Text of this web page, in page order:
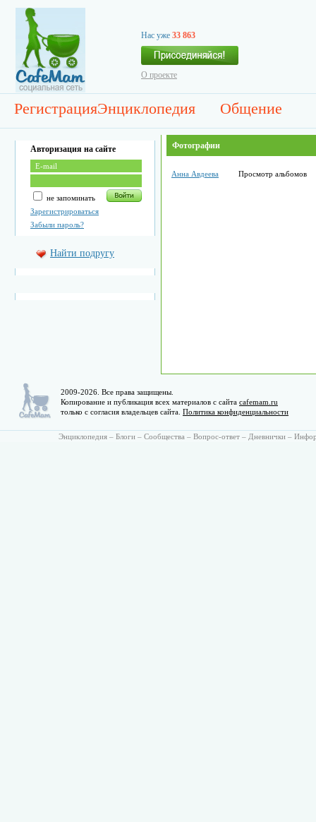
Нас уже 33 863
О проекте
РегистрацияЭнциклопедия Общение
Авторизация на сайте
не запоминать
Зарегистрироваться
Забыли пароль?
Найти подругу
Фотографии
Анна Авдеева Просмотр альбомов
2009-2026. Все права защищены.
Копирование и публикация всех материалов с сайта cafemam.ru
только с согласия владельцев сайта. Политика конфиденциальности
Энциклопедия – Блоги – Сообщества – Вопрос-ответ – Дневнички –